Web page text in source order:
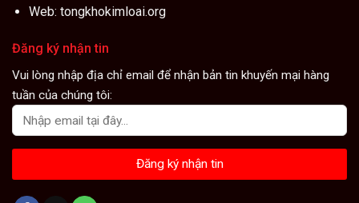
Web: tongkhokimloai.org
Đăng ký nhận tin
Vui lòng nhập địa chỉ email để nhận bản tin khuyến mại hàng
tuần của chúng tôi: